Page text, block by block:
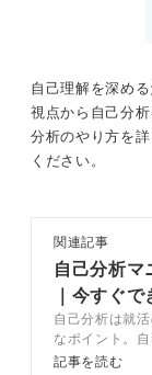
自己理解を深め
視点から自己分
分析のやり方を
ください。
関連記事
自己分析マ
｜今すぐ
がる方法を
自己分析は就
なポイント。自
トや自己分析の
記事を読む